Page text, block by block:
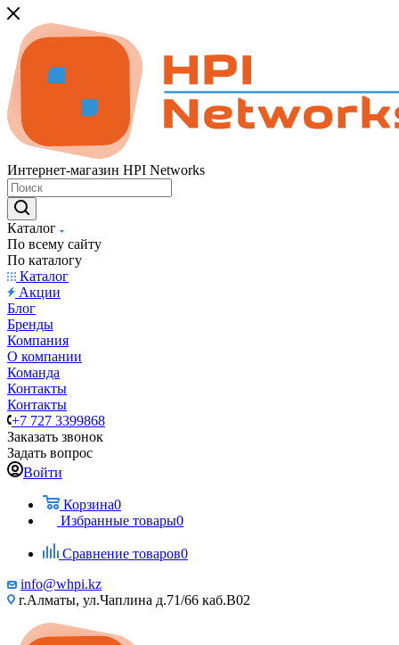
Интернет-магазин HPI Networks
Каталог
По всему сайту
По каталогу
Каталог
Акции
Блог
Бренды
Компания
О компании
Команда
Контакты
Контакты
+7 727 3399868
Заказать звонок
Задать вопрос
Войти
Корзина0
Избранные товары0
Сравнение товаров0
info@whpi.kz
г.Алматы, ул.Чаплина д.71/66 каб.B02